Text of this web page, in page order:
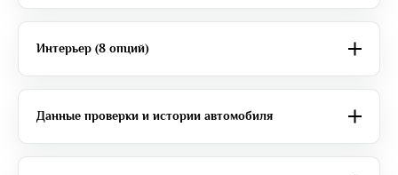
Интерьер (8 опций)
Данные проверки и истории автомобиля